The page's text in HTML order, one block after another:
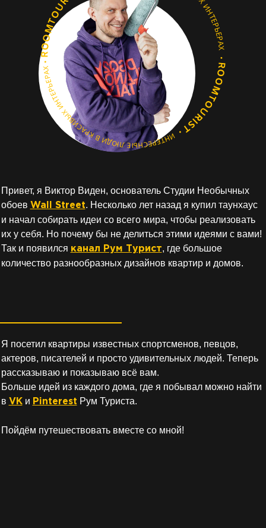
Привет, я Виктор Виден, основатель Студии Необычных
обоев Wall Street. Несколько лет назад я купил таунхаус
и начал собирать идеи со всего мира, чтобы реализовать
их у себя. Но почему бы не делиться этими идеями с вами!
Так и появился канал Рум Турист, где большое
количество разнообразных дизайнов квартир и домов.
Я посетил квартиры известных спортсменов, певцов,
актеров, писателей и просто удивительных людей. Теперь
рассказываю и показываю всё вам.
Больше идей из каждого дома, где я побывал можно найти
в VKи Pinterest Рум Туриста.
Пойдём путешествовать вместе со мной!